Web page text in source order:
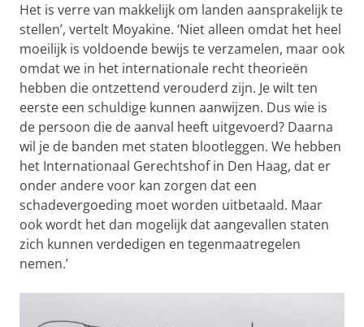
Het is verre van makkelijk om landen aansprakelijk te
stellen’, vertelt Moyakine. ‘Niet alleen omdat het heel
moeilijk is voldoende bewijs te verzamelen, maar ook
omdat we in het internationale recht theorieën
hebben die ontzettend verouderd zijn. Je wilt ten
eerste een schuldige kunnen aanwijzen. Dus wie is
de persoon die de aanval heeft uitgevoerd? Daarna
wil je de banden met staten blootleggen. We hebben
het Internationaal Gerechtshof in Den Haag, dat er
onder andere voor kan zorgen dat een
schadevergoeding moet worden uitbetaald. Maar
ook wordt het dan mogelijk dat aangevallen staten
zich kunnen verdedigen en tegenmaatregelen
nemen.’